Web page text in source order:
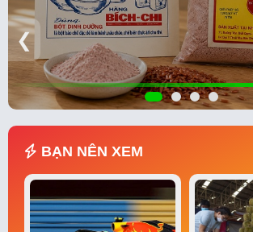
❮
BẠN NÊN XEM